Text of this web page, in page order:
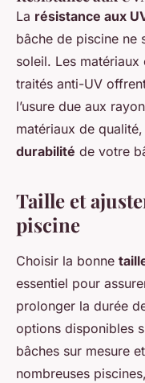
La résistance aux
bâche de piscine ne
soleil. Les
traités anti-UV
l’usure due aux
matériaux de
durabilité de votre
Taille et
piscine
Choisir la bonne
essentiel pour
prolonger la durée
options disponibles
bâches sur mesure
nombreuses